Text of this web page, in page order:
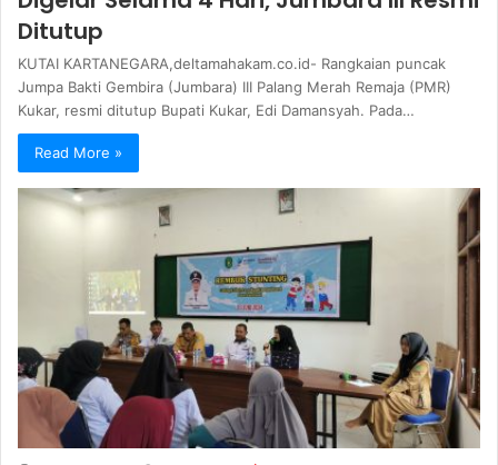
Ditutup
KUTAI KARTANEGARA,deltamahakam.co.id- Rangkaian puncak
Jumpa Bakti Gembira (Jumbara) III Palang Merah Remaja (PMR)
Kukar, resmi ditutup Bupati Kukar, Edi Damansyah. Pada…
Read More »